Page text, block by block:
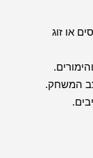
או זוג
המשחק.